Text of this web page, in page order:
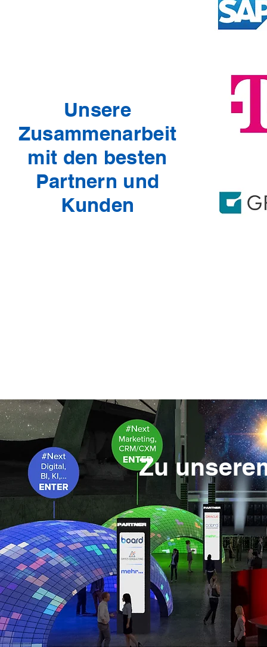
Unsere
Zusammenarbeit
mit den besten
Partnern und
Kunden
Zu